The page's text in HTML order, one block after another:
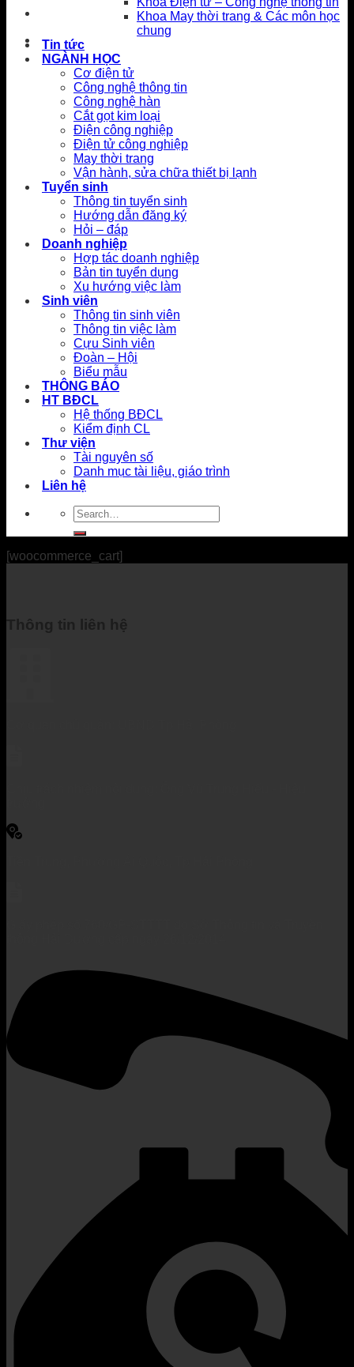
Khoa May thời trang & Các môn học
chung
Tin tức
NGÀNH HỌC
Cơ điện tử
Công nghệ thông tin
Công nghệ hàn
Cắt gọt kim loại
Điện công nghiệp
Điện tử công nghiệp
May thời trang
Vận hành, sửa chữa thiết bị lạnh
Tuyển sinh
Thông tin tuyển sinh
Hướng dẫn đăng ký
Hỏi – đáp
Doanh nghiệp
Hợp tác doanh nghiệp
Bản tin tuyển dụng
Xu hướng việc làm
Sinh viên
Thông tin sinh viên
Thông tin việc làm
Cựu Sinh viên
Đoàn – Hội
Biểu mẫu
THÔNG BÁO
HT BĐCL
Hệ thống BĐCL
Kiểm định CL
Thư viện
Tài nguyên số
Danh mục tài liệu, giáo trình
Liên hệ
[woocommerce_cart]
Thông tin liên hệ